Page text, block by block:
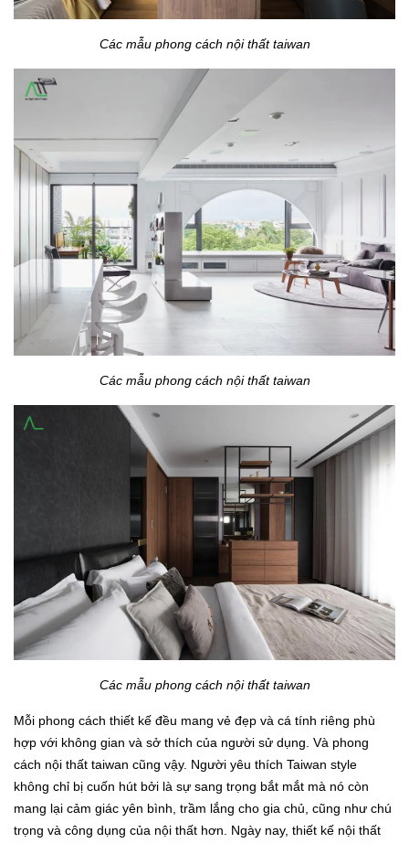
Các mẫu phong cách nội thất taiwan
Các mẫu phong cách nội thất taiwan
Các mẫu phong cách nội thất taiwan
Mỗi phong cách thiết kế đều mang vẻ đẹp và cá tính riêng phù
hợp với không gian và sở thích của người sử dụng. Và phong
cách nội thất taiwan cũng vậy. Người yêu thích Taiwan style
không chỉ bị cuốn hút bởi là sự sang trọng bắt mắt mà nó còn
mang lại cảm giác yên bình, trầm lắng cho gia chủ, cũng như chú
trọng và công dụng của nội thất hơn. Ngày nay, thiết kế nội thất